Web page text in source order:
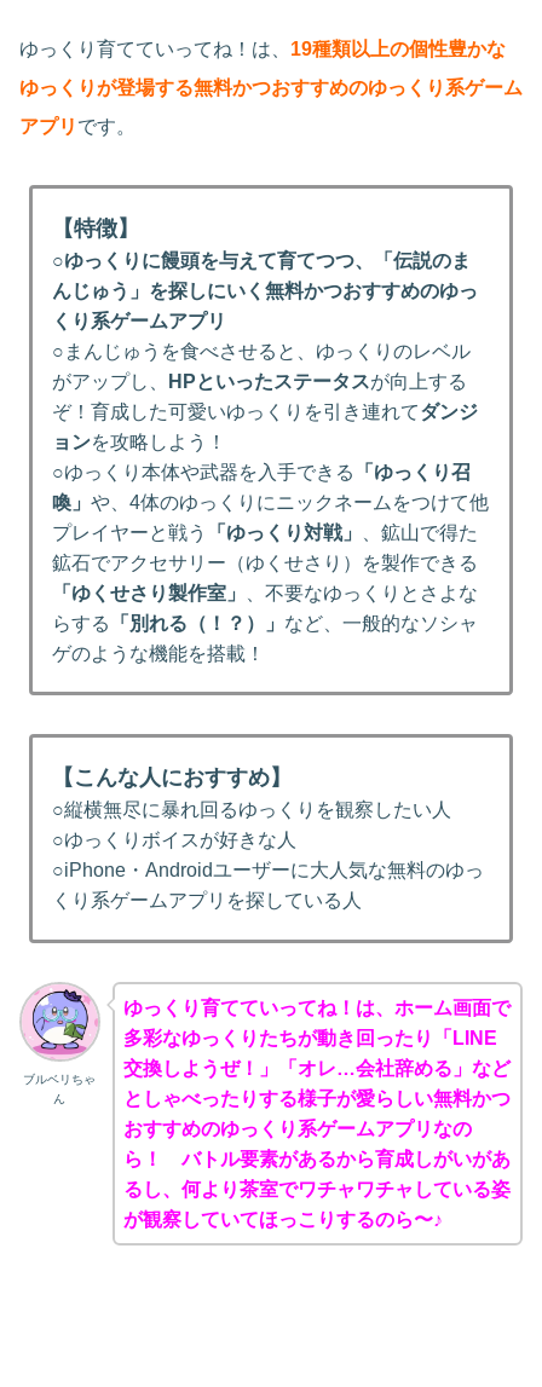
ゆっくり育てていってね！は、 19種類以上の個性豊かな
ゆっくりが登場する無料かつおすすめのゆっくり系ゲーム
アプリ です。
【特徴】
○ゆっくりに饅頭を与えて育てつつ、「伝説のま
んじゅう」を探しにいく無料かつおすすめのゆっ
くり系ゲームアプリ
○まんじゅうを食べさせると、ゆっくりのレベル
がアップし、
HPといったステータスが向上する
ぞ！育成した可愛いゆっくりを引き連れてダンジ
ョンを攻略しよう！
○ゆっくり本体や武器を入手できる
「ゆっくり召
喚」や、4体のゆっくりにニックネームをつけて他
プレイヤーと戦う
「ゆっくり対戦」
、鉱山で得た
鉱石でアクセサリー（ゆくせさり）を製作できる
「ゆくせさり製作室」
、不要なゆっくりとさよな
らする
「別れる（！？）」 など、一般的なソシャ
ゲのような機能を搭載！
【こんな人におすすめ】
○縦横無尽に暴れ回るゆっくりを観察したい人
○ゆっくりボイスが好きな人
○iPhone・Androidユーザーに大人気な無料のゆっ
くり系ゲームアプリを探している人
ブルベリちゃ
ん
ゆっくり育てていってね！は、ホーム画面で
多彩なゆっくりたちが動き回ったり「LINE
交換しようぜ！」「オレ…会社辞める」など
としゃべったりする様子が愛らしい無料かつ
おすすめのゆっくり系ゲームアプリなの
ら！ バトル要素があるから育成しがいがあ
るし、何より茶室でワチャワチャしている姿
が観察していてほっこりするのら〜♪